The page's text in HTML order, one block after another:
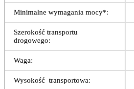
Minimalne wymagania mocy*:
Szerokość transportu
drogowego:
Waga:
Wysokość transportowa: